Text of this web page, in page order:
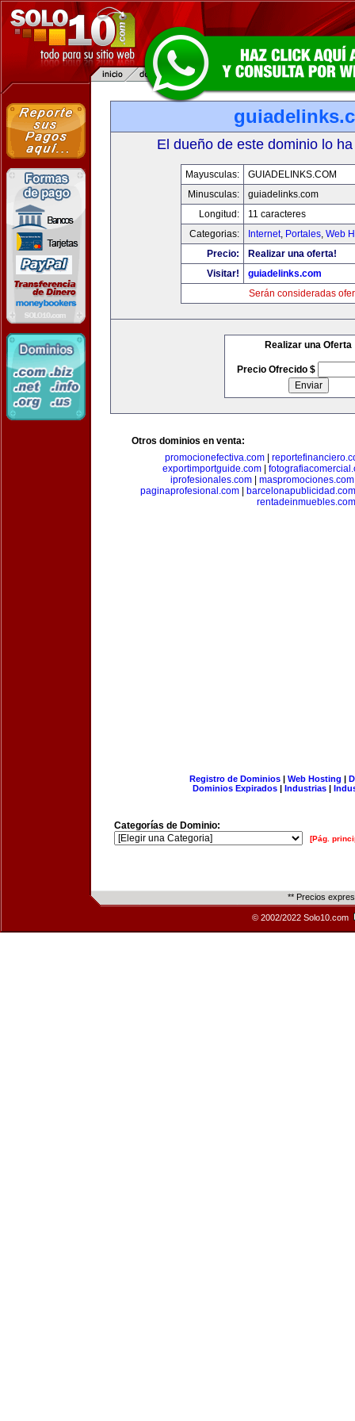
El dueño de este dominio lo
Mayusculas:
GUIADELINKS.COM
Minusculas:
guiadelinks.com
Longitud:
11 caracteres
Categorias:
Internet, Portales, Web
Precio:
Realizar una oferta!
Visitar!
guiadelinks.com
Serán consideradas
Realizar una Oferta
Precio Ofrecido $
Otros dominios en venta:
promocionefectiva.com
exportimportguide.com
iprofesionales.com
maspromociones.com
paginaprofesional.com|
barcelonapublicidad.com
rentadeinmuebles.com
Registro de Dominios| Web Hosting |
Dominios Expirados | Industrias |
Categorías de Dominio:
[Pág.
** Precios
© 2002/2022 Solo10.com